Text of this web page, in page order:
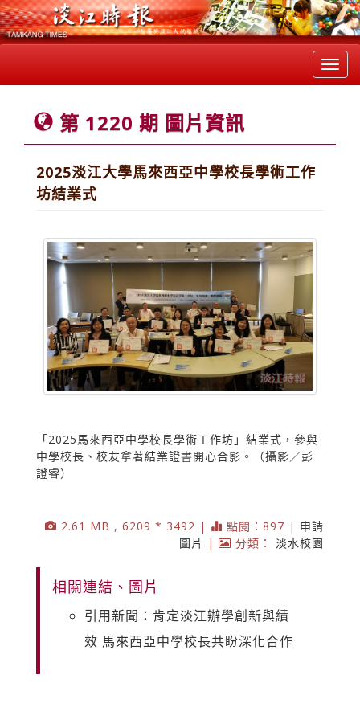
第 1220 期 圖片資訊
2025淡江大學馬來西亞中學校長學術工作
坊結業式
「2025馬來西亞中學校長學術工作坊」結業式，參與
中學校長、校友拿著結業證書開心合影。（攝影／彭
證睿）
2.61 MB , 6209 * 3492 | 點閱：897 | 申請
圖片
| 分類： 淡水校園
相關連結、圖片
引用新聞：肯定淡江辦學創新與績
效 馬來西亞中學校長共盼深化合作